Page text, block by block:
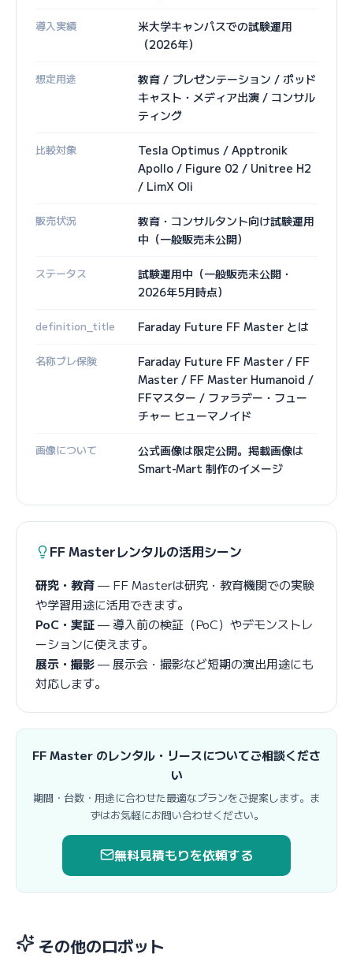
導入実績
米大学キャンパスでの試験運用
（2026年）
想定用途
教育 / プレゼンテーション / ポッド
キャスト・メディア出演 / コンサル
ティング
比較対象
Tesla Optimus / Apptronik
Apollo / Figure 02 / Unitree H2
/ LimX Oli
販売状況
教育・コンサルタント向け試験運用
中（一般販売未公開）
ステータス
試験運用中（一般販売未公開・
2026年5月時点）
definition_title Faraday Future FF Master とは
名称ブレ保険
Faraday Future FF Master / FF
Master / FF Master Humanoid /
FFマスター / ファラデー・フュー
チャー ヒューマノイド
画像について
公式画像は限定公開。掲載画像は
Smart-Mart 制作のイメージ
FF Masterレンタルの活用シーン
研究・教育— FF Masterは研究・教育機関での実験
や学習用途に活用できます。
PoC・実証— 導入前の検証（PoC）やデモンストレ
ーションに使えます。
展示・撮影— 展示会・撮影など短期の演出用途にも
対応します。
FF Master のレンタル・リースについてご相談くださ
い
期間・台数・用途に合わせた最適なプランをご提案します。ま
ずはお気軽にお問い合わせください。
無料見積もりを依頼する
その他のロボット